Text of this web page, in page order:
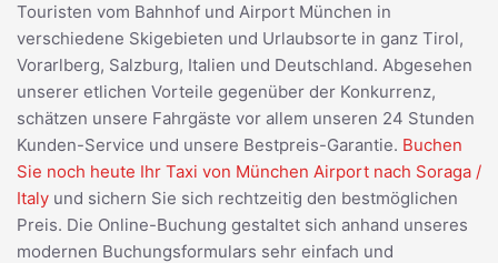
Touristen vom Bahnhof und Airport München in
verschiedene Skigebieten und Urlaubsorte in ganz Tirol,
Vorarlberg, Salzburg, Italien und Deutschland. Abgesehen
unserer etlichen Vorteile gegenüber der Konkurrenz,
schätzen unsere Fahrgäste vor allem unseren 24 Stunden
Kunden-Service und unsere Bestpreis-Garantie. Buchen
Sie noch heute Ihr Taxi von München Airport nach Soraga /
Italy und sichern Sie sich rechtzeitig den bestmöglichen
Preis. Die Online-Buchung gestaltet sich anhand unseres
modernen Buchungsformulars sehr einfach und